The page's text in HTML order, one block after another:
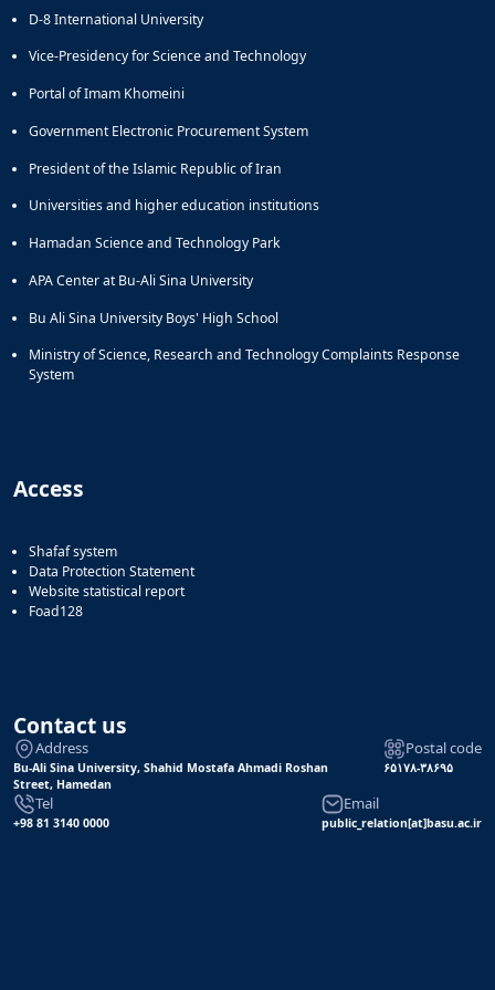
D-8 International University
Vice-Presidency for Science and Technology
Portal of Imam Khomeini
Government Electronic Procurement System
President of the Islamic Republic of Iran
Universities and higher education institutions
Hamadan Science and Technology Park
APA Center at Bu-Ali Sina University
Bu Ali Sina University Boys' High School
Ministry of Science, Research and Technology Complaints Response
System
Access
Shafaf system
Data Protection Statement
Website statistical report
Foad128
Contact us
Address
Bu-Ali Sina University, Shahid Mostafa Ahmadi Roshan
Street, Hamedan
Postal code
۶۵۱۷۸-۳۸۶۹۵
Tel
+98 81 3140 0000
Email
public_relation[at]basu.ac.ir